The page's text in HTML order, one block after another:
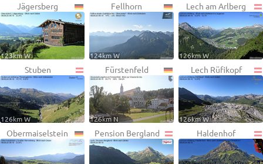
Jägersberg
123km W
Fellhorn
124km W
Lech am Arlberg
126km W
Stuben
126km W
Fürstenfeld
126km N
Lech Rüfikopf
126km W
Obermaiselstein Pension Bergland Haldenhof